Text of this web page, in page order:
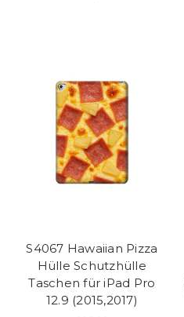
S4067 Hawaiian Pizza
Hülle Schutzhülle
Taschen für iPad Pro
12.9 (2015,2017)